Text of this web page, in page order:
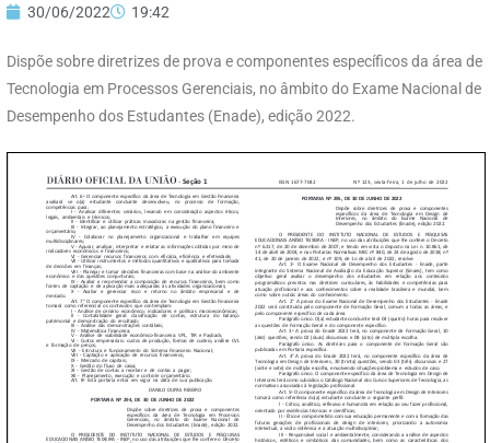
30/06/2022 19:42
Dispõe sobre diretrizes de prova e componentes específicos da área de
Tecnologia em Processos Gerenciais, no âmbito do Exame Nacional de
Desempenho dos Estudantes (Enade), edição 2022.